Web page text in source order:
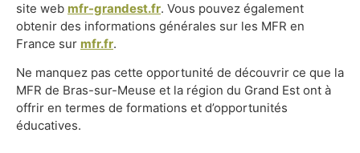
site web mfr-grandest.fr. Vous pouvez également
obtenir des informations générales sur les MFR en
France sur mfr.fr.
Ne manquez pas cette opportunité de découvrir ce que la
MFR de Bras-sur-Meuse et la région du Grand Est ont à
offrir en termes de formations et d’opportunités
éducatives.